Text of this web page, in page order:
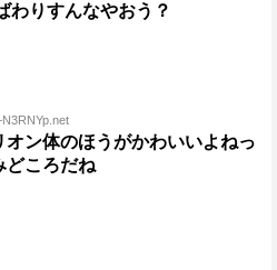
わりすんなやおう？
ン体のほうがかわいいよねっ
どころだね